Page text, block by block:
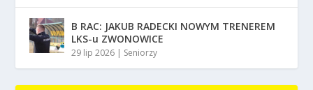
B RAC: JAKUB RADECKI NOWYM TRENEREM
LKS-u ZWONOWICE
29 lip 2026 | Seniorzy